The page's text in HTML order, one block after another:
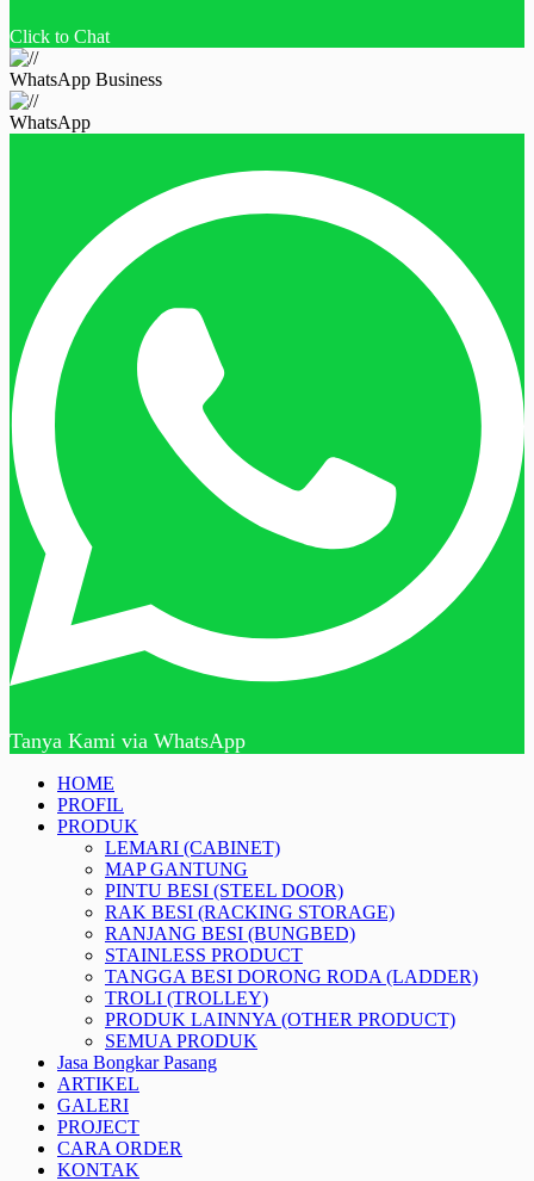
Click to Chat
WhatsApp Business
WhatsApp
Tanya Kami via WhatsApp
HOME
PROFIL
PRODUK
LEMARI (CABINET)
MAP GANTUNG
PINTU BESI (STEEL DOOR)
RAK BESI (RACKING STORAGE)
RANJANG BESI (BUNGBED)
STAINLESS PRODUCT
TANGGA BESI DORONG RODA (LADDER)
TROLI (TROLLEY)
PRODUK LAINNYA (OTHER PRODUCT)
SEMUA PRODUK
Jasa Bongkar Pasang
ARTIKEL
GALERI
PROJECT
CARA ORDER
KONTAK